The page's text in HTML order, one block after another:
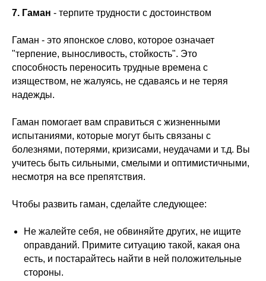
7. Гаман - терпите трудности с достоинством
Гаман - это японское слово, которое означает
"терпение, выносливость, стойкость". Это
способность переносить трудные времена с
изяществом, не жалуясь, не сдаваясь и не теряя
надежды.
Гаман помогает вам справиться с жизненными
испытаниями, которые могут быть связаны с
болезнями, потерями, кризисами, неудачами и т.д. Вы
учитесь быть сильными, смелыми и оптимистичными,
несмотря на все препятствия.
Чтобы развить гаман, сделайте следующее:
Не жалейте себя, не обвиняйте других, не ищите
оправданий. Примите ситуацию такой, какая она
есть, и постарайтесь найти в ней положительные
стороны.